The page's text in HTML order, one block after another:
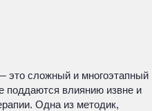
это сложный и многоэтапный
поддаются влиянию извне и
Одна из методик,